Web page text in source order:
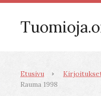
Etusivu
Rauma 1998